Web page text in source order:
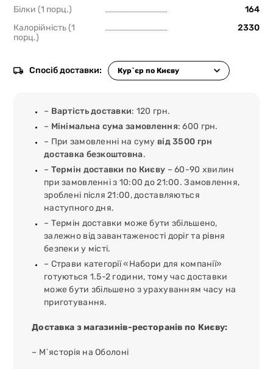
Білки (1 порц.)
164
Калорійність (1
порц.)
2330
Спосіб доставки:
– Вартість доставки: 120 грн.
– Мінімальна сума замовлення: 600 грн.
– При замовленні на суму від 3500 грн
доставка безкоштовна.
– Термін доставки по Києву – 60-90 хвилин
при замовленні з 10:00 до 21:00. Замовлення,
зроблені після 21:00, доставляються
наступного дня.
– Термін доставки може бути збільшено,
залежно від завантаженості доріг та рівня
безпеки у місті.
– Страви категорії «Набори для компанії»
готуються 1.5-2 години, тому час доставки
може бути збільшено з урахуванням часу на
приготування.
Доставка з магазинів-ресторанів по Києву:
– М`ясторія на Оболоні